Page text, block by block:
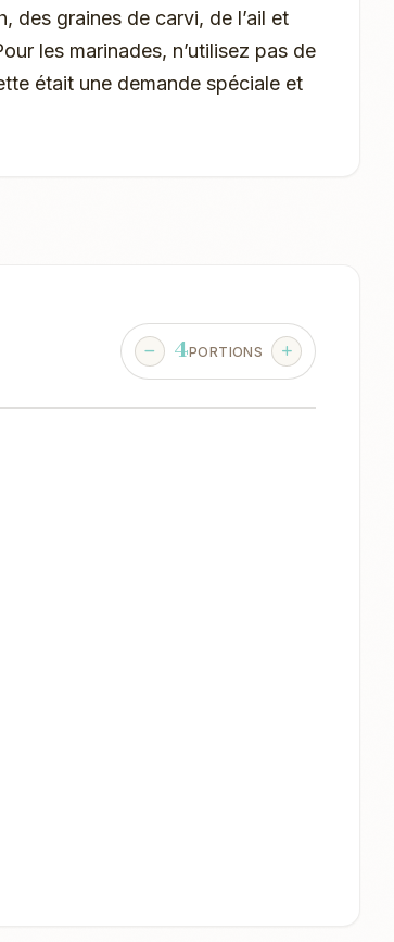
des graines de carvi, de l’ail et
les marinades, n’utilisez pas de
était une demande spéciale et
4PORTIONS